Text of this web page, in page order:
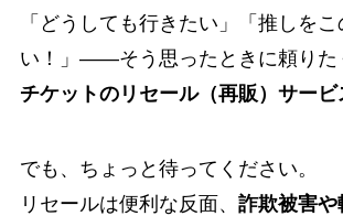
「どうしても行きたい」「推しを
い！」――そう思ったときに頼りた
チケットのリセール（再販）サービ
でも、ちょっと待ってください。
リセールは便利な反面、 詐欺被害